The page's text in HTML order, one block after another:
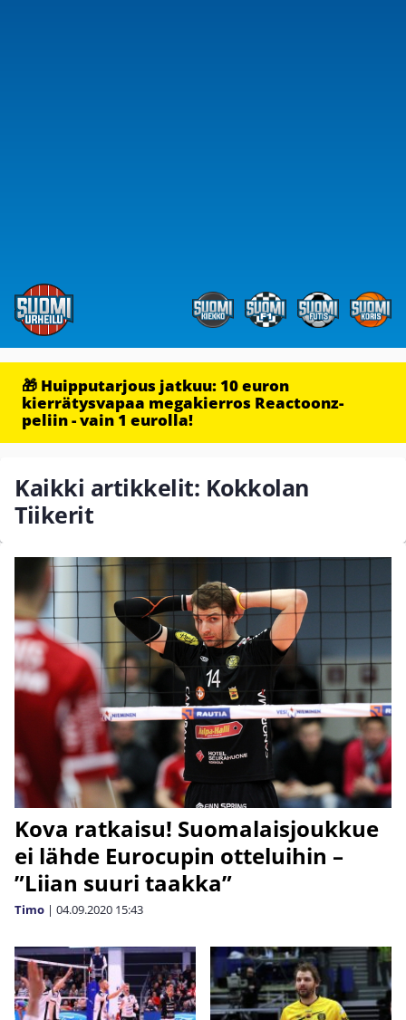
🎁 Huipputarjous jatkuu: 10 euron
kierrätysvapaa megakierros Reactoonz-
peliin - vain 1 eurolla!
Kaikki artikkelit: Kokkolan
Tiikerit
Kova ratkaisu! Suomalaisjoukkue
ei lähde Eurocupin otteluihin –
”Liian suuri taakka”
Timo | 04.09.2020 15:43